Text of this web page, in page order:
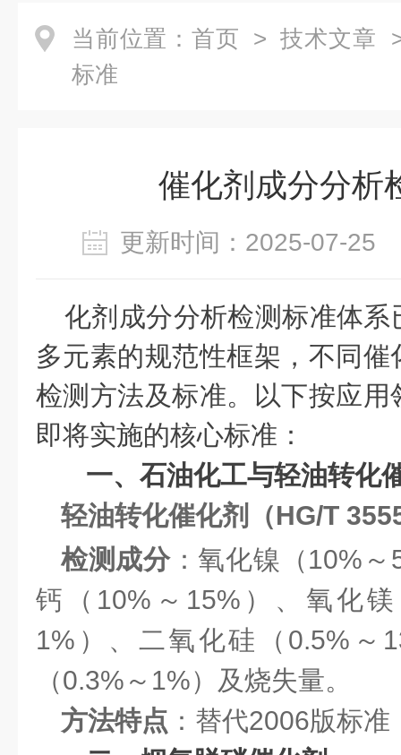
当前位置： 首页 > 技术文章
标准
催化剂成分分析
更新时间：2025-07-
化剂成分分析检测标准体
多元素的规范性框架，不同
检测方法及标准。以下按应
即将实施的核心标准：
一、石油化工与轻油转化
轻油转化催化剂（HG/T
检测成分：氧化镍（10%
钙（10%～15%）、氧化
1%）、二氧化硅（0.5%～
（0.3%～1%）及烧失量。
方法特点 ：替代2006版标